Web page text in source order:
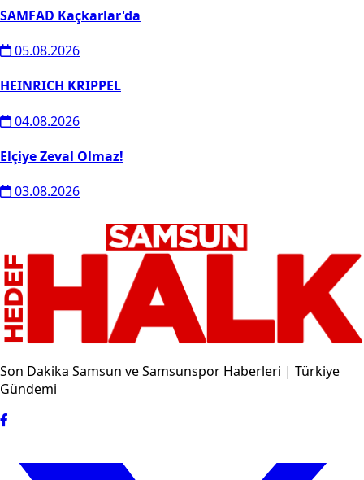
SAMFAD Kaçkarlar'da
05.08.2026
HEINRICH KRIPPEL
04.08.2026
Elçiye Zeval Olmaz!
03.08.2026
Son Dakika Samsun ve Samsunspor Haberleri | Türkiye
Gündemi